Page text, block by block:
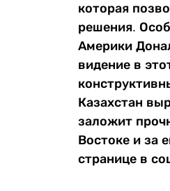
которая
решения.
Америки
видение в
Казахстан
заложит
Востоке и за
странице в